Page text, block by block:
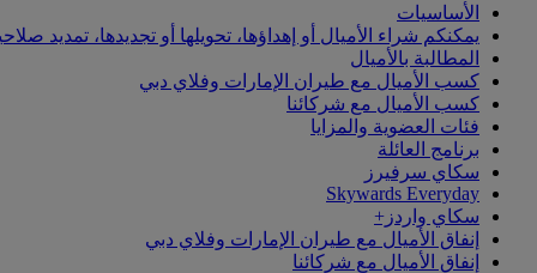
الأساسيات
يمكنكم شراء الأميال أو إهداؤها، تحويلها أو تجديدها، تمديد
المطالبة بالأميال
كسب الأميال مع طيران الإمارات وفلاي دبي
كسب الأميال مع شركائنا
فئات العضوية والمزايا
برنامج العائلة
سكاي سرفيرز
Skywards Everyday
سكاي واردز+
إنفاق الأميال مع طيران الإمارات وفلاي دبي
إنفاق الأميال مع شركائنا